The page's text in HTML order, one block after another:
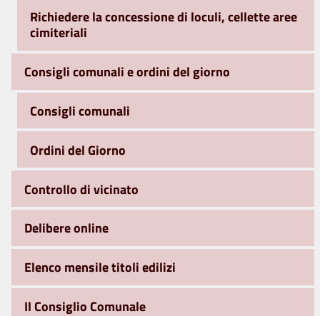
Richiedere la concessione di loculi, cellette aree
cimiteriali
Consigli comunali e ordini del giorno
Consigli comunali
Ordini del Giorno
Controllo di vicinato
Delibere online
Elenco mensile titoli edilizi
Il Consiglio Comunale